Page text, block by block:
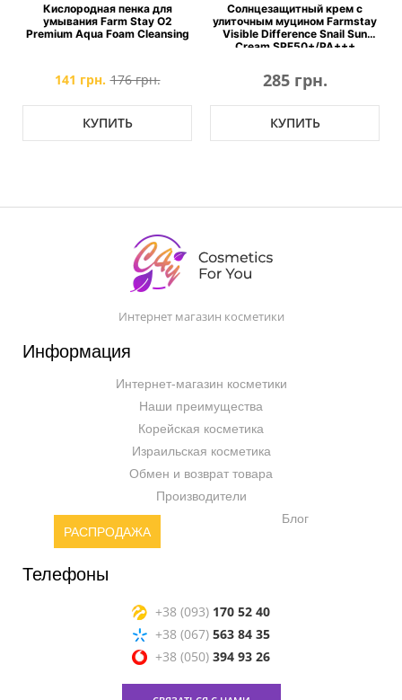
Кислородная пенка для
умывания Farm Stay O2
Premium Aqua Foam Cleansing
141 грн. 176 грн.
КУПИТЬ
Солнцезащитный крем с
улиточным муцином Farmstay
Visible Difference Snail Sun
Cream SPF50+/PA+++
285 грн.
КУПИТЬ
Интернет магазин косметики
Информация
Интернет-магазин косметики
Наши преимущества
Корейская косметика
Израильская косметика
Обмен и возврат товара
Производители
РАСПРОДАЖА
Блог
Телефоны
+38 (093) 170 52 40
+38 (067) 563 84 35
+38 (050) 394 93 26